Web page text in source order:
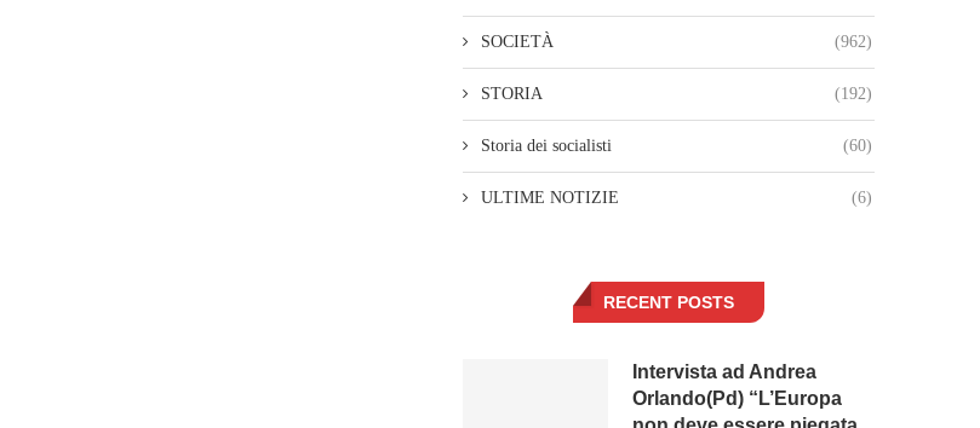
SOCIETÀ (962)
STORIA (192)
Storia dei socialisti (60)
ULTIME NOTIZIE (6)
RECENT POSTS
Intervista ad Andrea
Orlando(Pd) “L’Europa